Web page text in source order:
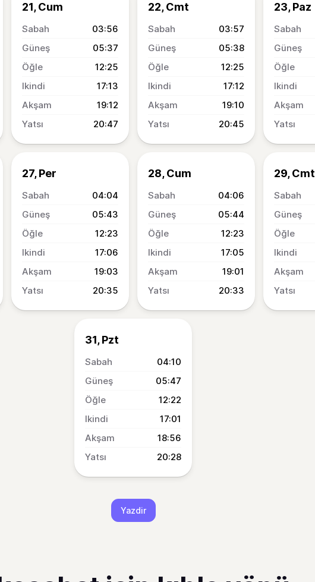
21, Cum
03:56
05:37
12:25
17:13
19:12
20:47
22, Cmt
03:57
05:38
12:25
17:12
19:10
20:45
23, Paz
27, Per
04:04
05:43
12:23
17:06
19:03
20:35
28, Cum
04:06
05:44
12:23
17:05
19:01
20:33
29, Cmt
31, Pzt
04:10
05:47
12:22
17:01
18:56
20:28
Yazdir